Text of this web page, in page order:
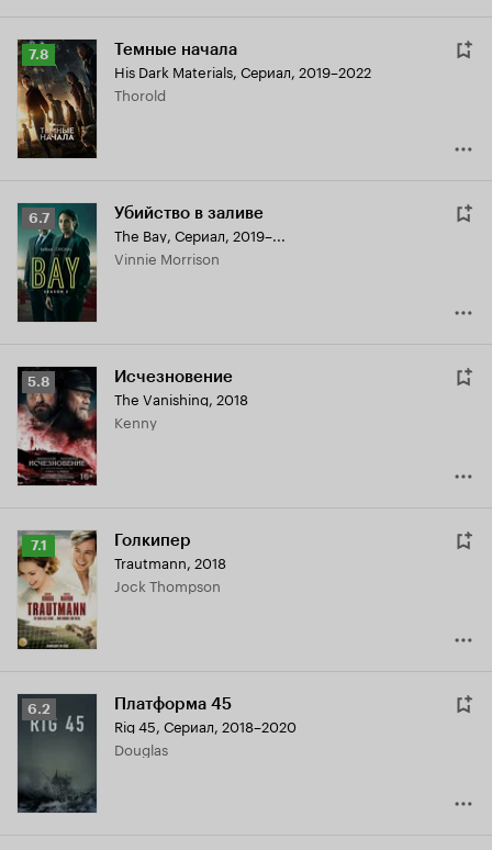
Рейтинг
Кинопоиска
7.8
7.8 Темные начала
His Dark Materials, Сериал, 2019–2022
Thorold
Рейтинг
Кинопоиска
6.7
6.7 Убийство в заливе
The Bay, Сериал, 2019–...
Vinnie Morrison
Рейтинг
Кинопоиска
5.8
5.8 Исчезновение
The Vanishing, 2018
Kenny
Рейтинг
Кинопоиска
7.1
7.1 Голкипер
Trautmann, 2018
Jock Thompson
Рейтинг
Кинопоиска
6.2 Платформа 45
Rig 45, Сериал, 2018–2020
Douglas